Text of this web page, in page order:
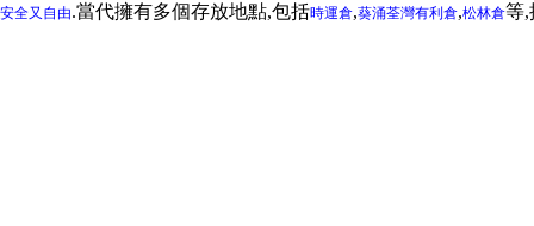
安全又自由.當代擁有多個存放地點,包括時運倉,葵涌荃灣有利倉,松林倉等,